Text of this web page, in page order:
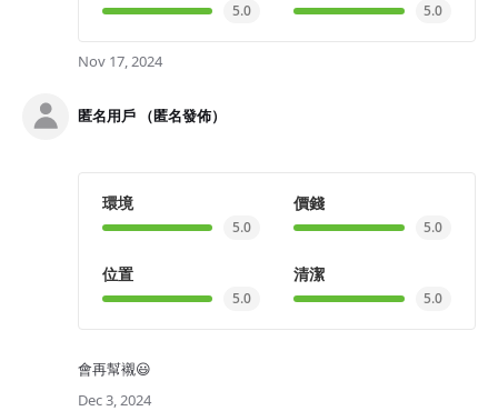
5.0 5.0
Nov 17, 2024
匿名用戶 （匿名發佈）
環境
5.0
價錢
5.0
位置
5.0
清潔
5.0
會再幫襯😃
Dec 3, 2024